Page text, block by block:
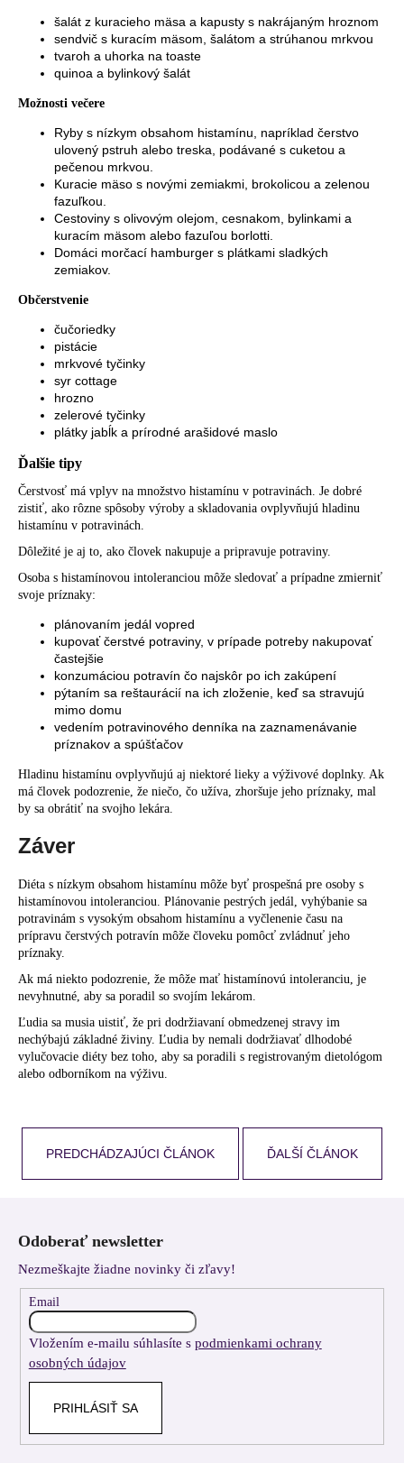
šalát z kuracieho mäsa a kapusty s nakrájaným hroznom
sendvič s kuracím mäsom, šalátom a strúhanou mrkvou
tvaroh a uhorka na toaste
quinoa a bylinkový šalát
Možnosti večere
Ryby s nízkym obsahom histamínu, napríklad čerstvo
ulovený pstruh alebo treska, podávané s cuketou a
pečenou mrkvou.
Kuracie mäso s novými zemiakmi, brokolicou a zelenou
fazuľkou.
Cestoviny s olivovým olejom, cesnakom, bylinkami a
kuracím mäsom alebo fazuľou borlotti.
Domáci morčací hamburger s plátkami sladkých
zemiakov.
Občerstvenie
čučoriedky
pistácie
mrkvové tyčinky
syr cottage
hrozno
zelerové tyčinky
plátky jabĺk a prírodné arašidové maslo
Ďalšie tipy
Čerstvosť má vplyv na množstvo histamínu v potravinách. Je dobré
zistiť, ako rôzne spôsoby výroby a skladovania ovplyvňujú hladinu
histamínu v potravinách.
Dôležité je aj to, ako človek nakupuje a pripravuje potraviny.
Osoba s histamínovou intoleranciou môže sledovať a prípadne zmierniť
svoje príznaky:
plánovaním jedál vopred
kupovať čerstvé potraviny, v prípade potreby nakupovať
častejšie
konzumáciou potravín čo najskôr po ich zakúpení
pýtaním sa reštaurácií na ich zloženie, keď sa stravujú
mimo domu
vedením potravinového denníka na zaznamenávanie
príznakov a spúšťačov
Hladinu histamínu ovplyvňujú aj niektoré lieky a výživové doplnky. Ak
má človek podozrenie, že niečo, čo užíva, zhoršuje jeho príznaky, mal
by sa obrátiť na svojho lekára.
Záver
Diéta s nízkym obsahom histamínu môže byť prospešná pre osoby s
histamínovou intoleranciou. Plánovanie pestrých jedál, vyhýbanie sa
potravinám s vysokým obsahom histamínu a vyčlenenie času na
prípravu čerstvých potravín môže človeku pomôcť zvládnuť jeho
príznaky.
Ak má niekto podozrenie, že môže mať histamínovú intoleranciu, je
nevyhnutné, aby sa poradil so svojím lekárom.
Ľudia sa musia uistiť, že pri dodržiavaní obmedzenej stravy im
nechýbajú základné živiny. Ľudia by nemali dodržiavať dlhodobé
vylučovacie diéty bez toho, aby sa poradili s registrovaným dietológom
alebo odborníkom na výživu.
PREDCHÁDZAJÚCI ČLÁNOK ĎALŠÍ ČLÁNOK
Odoberať newsletter
Nezmeškajte žiadne novinky či zľavy!
Email
Vložením e-mailu súhlasíte s podmienkami ochrany
osobných údajov
PRIHLÁSIŤ SA